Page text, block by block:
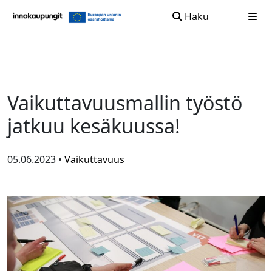
Haku
Vaikuttavuusmallin työstö
jatkuu kesäkuussa!
05.06.2023 • Vaikuttavuus